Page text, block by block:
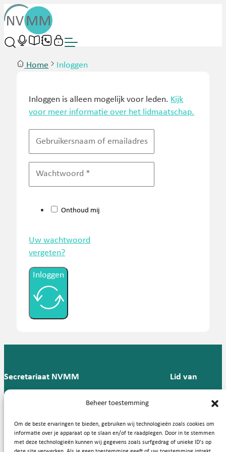
Beheer toestemming
Om de beste ervaringen te bieden, gebruiken wij technologieën zoals cookies om
informatie over je apparaat op te slaan en/of te raadplegen. Door in te stemmen
met deze technologieën kunnen wij gegevens zoals surfgedrag of unieke ID's op
Home Inloggen
Inloggen is alleen mogelijk voor leden. Kijk
voor meer informatie over het lidmaatschap.
Onthoud mij
Uw wachtwoord
vergeten?
Inloggen
Secretariaat NVMM
Groningen
T: 088 -
57
Lid van